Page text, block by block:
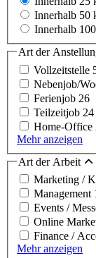
Innerhalb 50
Innerhalb
Art der
Vollzeitstelle
Nebenjob/
Ferienjob 26
Teilzeitjob 24
Home-Office
Mehr anzeigen
Art der Arbeit
Marketing /
Management
Events /
Online
Finance /
Mehr anzeigen